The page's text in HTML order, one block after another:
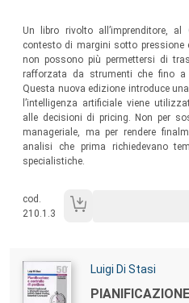
Un libro rivolto all’imprenditore,
contesto di margini sotto pressione
non possono più permettersi di
rafforzata da strumenti che fino
Questa nuova edizione introduce
l’intelligenza artificiale viene
alle decisioni di pricing. Non per
manageriale, ma per rendere
analisi che prima richiedevano
specialistiche.
cod.
210.1.3
Autori:
Luigi Di Stasi
Titolo: